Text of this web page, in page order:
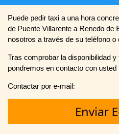
Puede pedir taxi a una hora
de Puente Villarente a Renedo de
nosotros a través de su teléfono o
Tras comprobar la disponibilidad y
pondremos en contacto con
Contactar por e-mail:
Enviar